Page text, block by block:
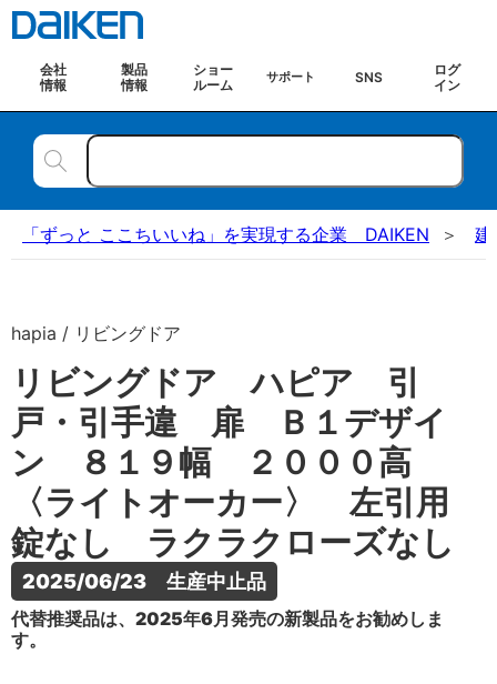
会社
情報
製品
情報
ショー
ルーム
サポート SNS
ログ
イン
「ずっと ここちいいね」を実現する企業 DAIKEN 建
hapia / リビングドア
リビングドア ハピア 引
戸・引手違 扉 Ｂ１デザイ
ン ８１９幅 ２０００高
〈ライトオーカー〉 左引用
錠なし ラクラクローズなし
2025/06/23　生産中止品
代替推奨品は、2025年6月発売の新製品をお勧めしま
す。